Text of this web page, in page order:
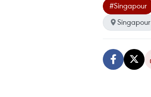
#Singapour
Singapour